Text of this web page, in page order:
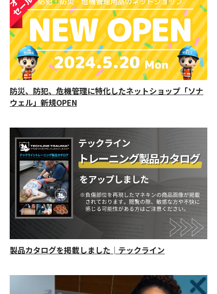
防災、防犯、危機管理に特化したネットショップ「ソナ
ウェル」新規OPEN
製品カタログを掲載しました│テックライン